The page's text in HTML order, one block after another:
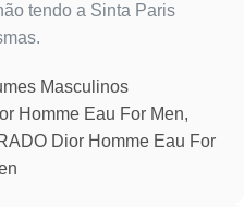
tendo a Sinta Paris
Masculinos
Homme Eau For Men,
Dior Homme Eau For